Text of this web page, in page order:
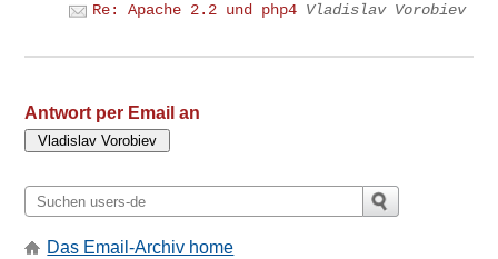
Re: Apache 2.2 und php4 Vladislav Vorobiev
Antwort per Email an
Das Email-Archiv home